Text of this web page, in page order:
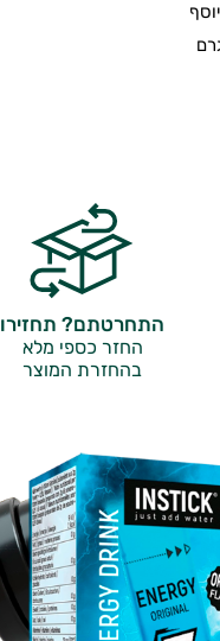
התחרטתם? תחזירו
החזר כספי מלא
בהחזרת המוצר